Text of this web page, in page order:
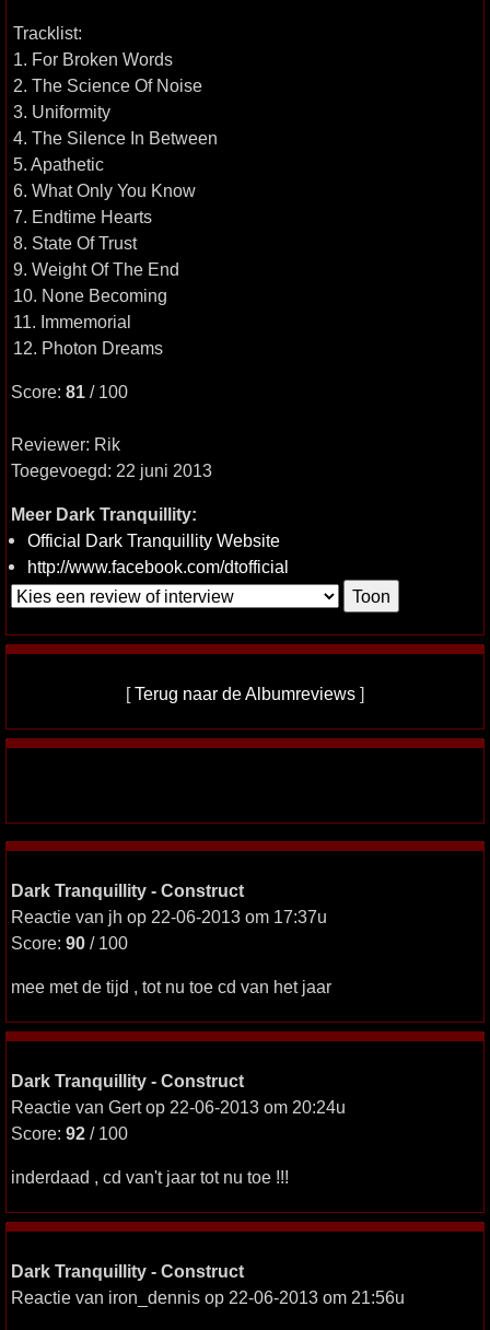
Tracklist:
1. For Broken Words
2. The Science Of Noise
3. Uniformity
4. The Silence In Between
5. Apathetic
6. What Only You Know
7. Endtime Hearts
8. State Of Trust
9. Weight Of The End
10. None Becoming
11. Immemorial
12. Photon Dreams
Score: 81 / 100
Reviewer: Rik
Toegevoegd: 22 juni 2013
Meer Dark Tranquillity:
Official Dark Tranquillity Website
http://www.facebook.com/dtofficial
[Terug naar de Albumreviews ]
Dark Tranquillity - Construct
Reactie van jh op 22-06-2013 om 17:37u
Score: 90 / 100
mee met de tijd , tot nu toe cd van het jaar
Dark Tranquillity - Construct
Reactie van Gert op 22-06-2013 om 20:24u
Score: 92 / 100
inderdaad , cd van't jaar tot nu toe !!!
Dark Tranquillity - Construct
Reactie van iron_dennis op 22-06-2013 om 21:56u